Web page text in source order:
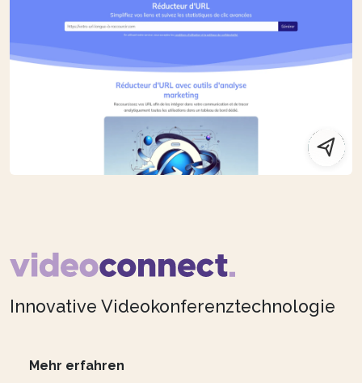
Innovative Videokonferenztechnologie
Mehr erfahren